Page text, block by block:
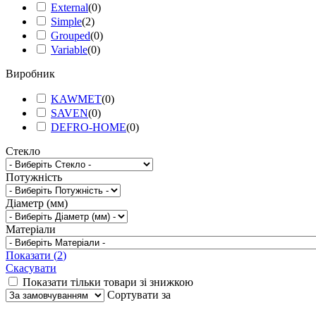
External(0)
Simple(2)
Grouped(0)
Variable(0)
Виробник
KAWMET(0)
SAVEN(0)
DEFRO-HOME(0)
Стекло
Потужність
Діаметр (мм)
Матеріали
Показати (2)
Скасувати
Показати тільки товари зі знижкою
Сортувати за